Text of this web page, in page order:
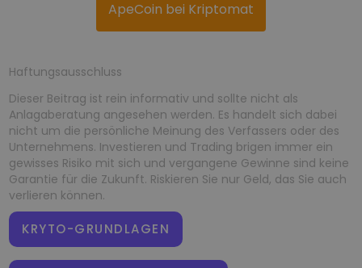
ApeCoin bei Kriptomat
Haftungsausschluss
Dieser Beitrag ist rein informativ und sollte nicht als
Anlagaberatung angesehen werden. Es handelt sich dabei
nicht um die persönliche Meinung des Verfassers oder des
Unternehmens. Investieren und Trading brigen immer ein
gewisses Risiko mit sich und vergangene Gewinne sind keine
Garantie für die Zukunft. Riskieren Sie nur Geld, das Sie auch
verlieren können.
KRYTO-GRUNDLAGEN